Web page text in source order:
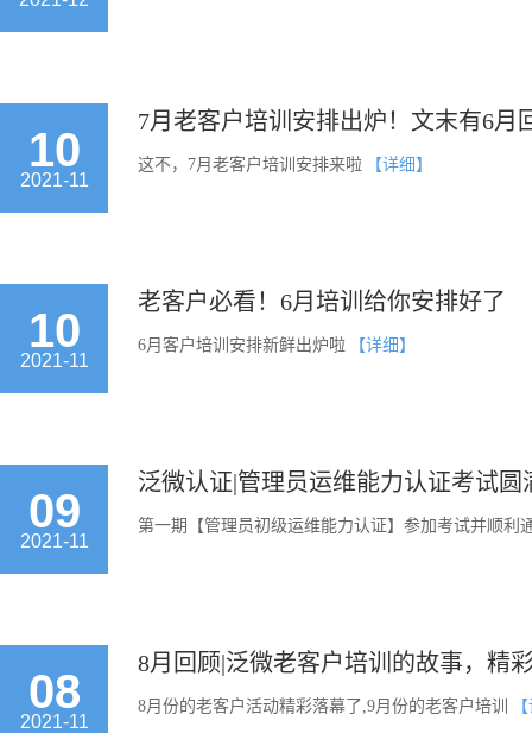
10
2021-11
7月老客户培训安排出炉！文末有6月
这不，7月老客户培训安排来啦 【详细】
10
2021-11
老客户必看！6月培训给你安排好了
6月客户培训安排新鲜出炉啦 【详细】
09
2021-11
泛微认证|管理员运维能力认证考试圆
第一期【管理员初级运维能力认证】参加考试并顺利
08
2021-11
8月回顾|泛微老客户培训的故事，精
8月份的老客户活动精彩落幕了,9月份的老客户培训